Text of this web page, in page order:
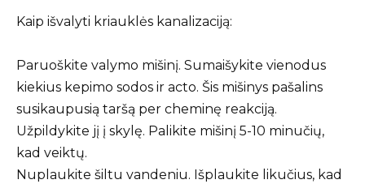
Kaip išvalyti kriauklės kanalizaciją:
Paruoškite valymo mišinį. Sumaišykite vienodus
kiekius kepimo sodos ir acto. Šis mišinys pašalins
susikaupusią taršą per cheminę reakciją.
Užpildykite jį į skylę. Palikite mišinį 5-10 minučių,
kad veiktų.
Nuplaukite šiltu vandeniu. Išplaukite likučius, kad